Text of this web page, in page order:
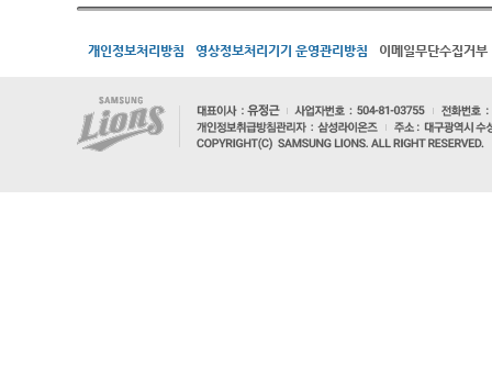
개인정보처리방침 영상정보처리기기 운영관리방침 이메일무단수집거부